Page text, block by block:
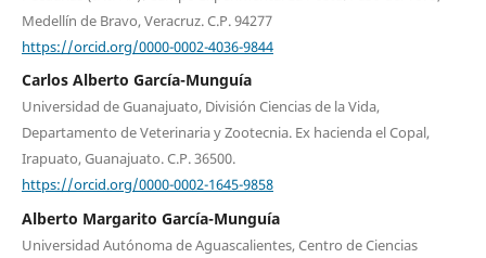
Medellín de Bravo, Veracruz. C.P. 94277
https://orcid.org/0000-0002-4036-9844
Carlos Alberto García-Munguía
Universidad de Guanajuato, División Ciencias de la Vida,
Departamento de Veterinaria y Zootecnia. Ex hacienda el Copal,
Irapuato, Guanajuato. C.P. 36500.
https://orcid.org/0000-0002-1645-9858
Alberto Margarito García-Munguía
Universidad Autónoma de Aguascalientes, Centro de Ciencias